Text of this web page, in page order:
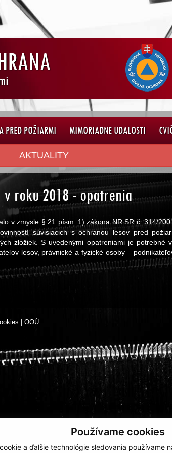
Používame cookies
a ďalšie technológie sledovania používame
PRED POŽIARMI MIMORIADNE UDALOSTI
AKTUALITY
roku 2018 - opatrenia
v zmysle § 21 písm. 1) zákona NR SR č. 314/
súvisiacich s ochranou lesov pred
zložiek. S uvedenými opatreniami je potrebné
lesov, právnické a fyzické osoby –
OOÚ